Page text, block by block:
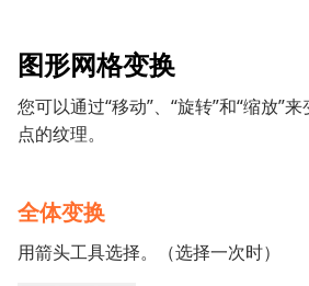
图形网格变换
您可以通过“移动”、“旋转”和“缩放”
点的纹理。
全体变换
用箭头工具选择。（选择一次时）